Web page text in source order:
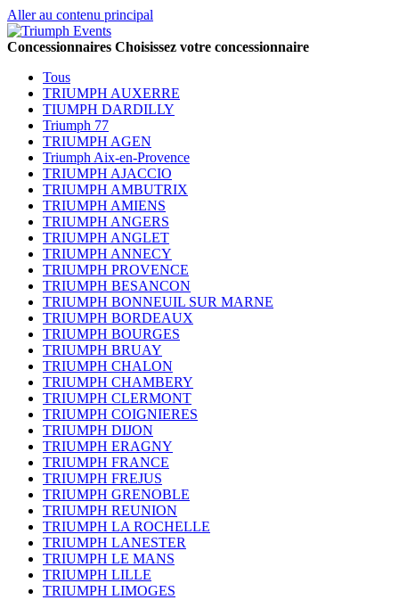
Aller au contenu principal
Concessionnaires Choisissez votre concessionnaire
Tous
TRIUMPH AUXERRE
TIUMPH DARDILLY
Triumph 77
TRIUMPH AGEN
Triumph Aix-en-Provence
TRIUMPH AJACCIO
TRIUMPH AMBUTRIX
TRIUMPH AMIENS
TRIUMPH ANGERS
TRIUMPH ANGLET
TRIUMPH ANNECY
TRIUMPH PROVENCE
TRIUMPH BESANCON
TRIUMPH BONNEUIL SUR MARNE
TRIUMPH BORDEAUX
TRIUMPH BOURGES
TRIUMPH BRUAY
TRIUMPH CHALON
TRIUMPH CHAMBERY
TRIUMPH CLERMONT
TRIUMPH COIGNIERES
TRIUMPH DIJON
TRIUMPH ERAGNY
TRIUMPH FRANCE
TRIUMPH FREJUS
TRIUMPH GRENOBLE
TRIUMPH REUNION
TRIUMPH LA ROCHELLE
TRIUMPH LANESTER
TRIUMPH LE MANS
TRIUMPH LILLE
TRIUMPH LIMOGES